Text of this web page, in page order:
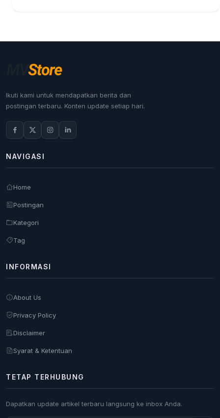
Ikuti kami untuk mendapatkan berita dan
postingan terbaru. Konten update setiap hari.
NAVIGASI
Home
Postingan
Kategori
Tag
INFORMASI
About Us
Privacy Policy
Disclaimer
Syarat & Ketentuan
TETAP TERHUBUNG
Dapatkan update artikel terbaru langsung ke inbox Anda.